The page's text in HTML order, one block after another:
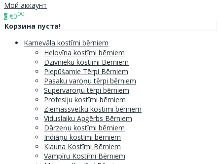
Мой аккаунт
0 €000
Корзина пуста!
Karnevāla kostīmi bērniem
Helovīna kostīmi bērniem
Dzīvnieku kostīmi Bērniem
Piepūšamie Tērpi Bērniem
Pasaku varoņu tērpi bērniem
Supervaroņu tērpi bērniem
Profesiju kostīmi bērniem
Ziemassvētku kostīmi bērniem
Viduslaiku Apģērbs Bērniem
Dārzeņu kostīmi bērniem
Indiāņu kostīmi bērniem
Klauna Kostīmi Bērniem
Vampīru Kostīmi Bērniem